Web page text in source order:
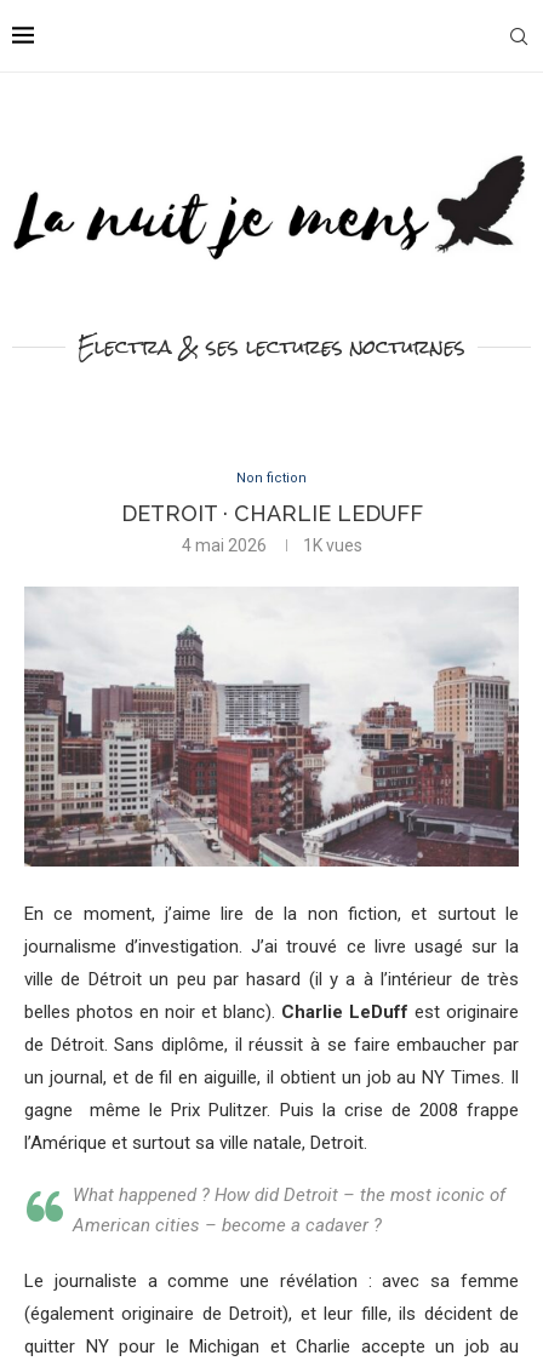
Electra & ses lectures nocturnes
Non fiction
DETROIT · CHARLIE LEDUFF
4 mai 2026 1Kvues
En ce moment, j’aime lire de la non fiction, et surtout le
journalisme d’investigation. J’ai trouvé ce livre usagé sur la
ville de Détroit un peu par hasard (il y a à l’intérieur de très
belles photos en noir et blanc). Charlie LeDuff est originaire
de Détroit. Sans diplôme, il réussit à se faire embaucher par
un journal, et de fil en aiguille, il obtient un job au NY Times. Il
gagne même le Prix Pulitzer. Puis la crise de 2008 frappe
l’Amérique et surtout sa ville natale, Detroit.
What happened ? How did Detroit – the most iconic of
American cities – become a cadaver ?
Le journaliste a comme une révélation : avec sa femme
(également originaire de Detroit), et leur fille, ils décident de
quitter NY pour le Michigan et Charlie accepte un job au